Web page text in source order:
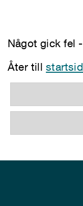
Något gick fel
Åter till